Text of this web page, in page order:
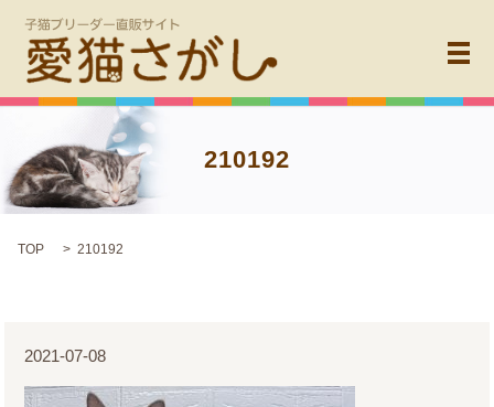
メ
210192
TOP 210192
2021-07-08